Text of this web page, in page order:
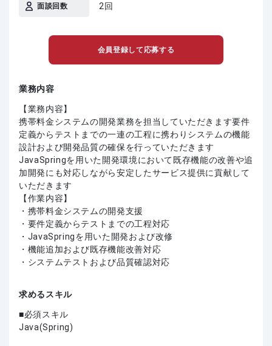
面談回数 2回
会員登録して応募する
業務内容
【業務内容】
携帯料金システムの開発業務を担当していただきます要件
定義からテストまでの一連の工程に携わりシステムの機能
設計および開発品質の確保を行っていただきます
JavaSpringを用いた開発環境において既存機能の改善や追
加開発にも対応しながら安定したサービス提供に貢献して
いただきます
【作業内容】
・携帯料金システムの開発支援
・要件定義からテストまでの工程対応
・JavaSpringを用いた開発および改修
・機能追加および既存機能改善対応
・システムテストおよび品質確認対応
求めるスキル
必須スキル
Java(Spring)